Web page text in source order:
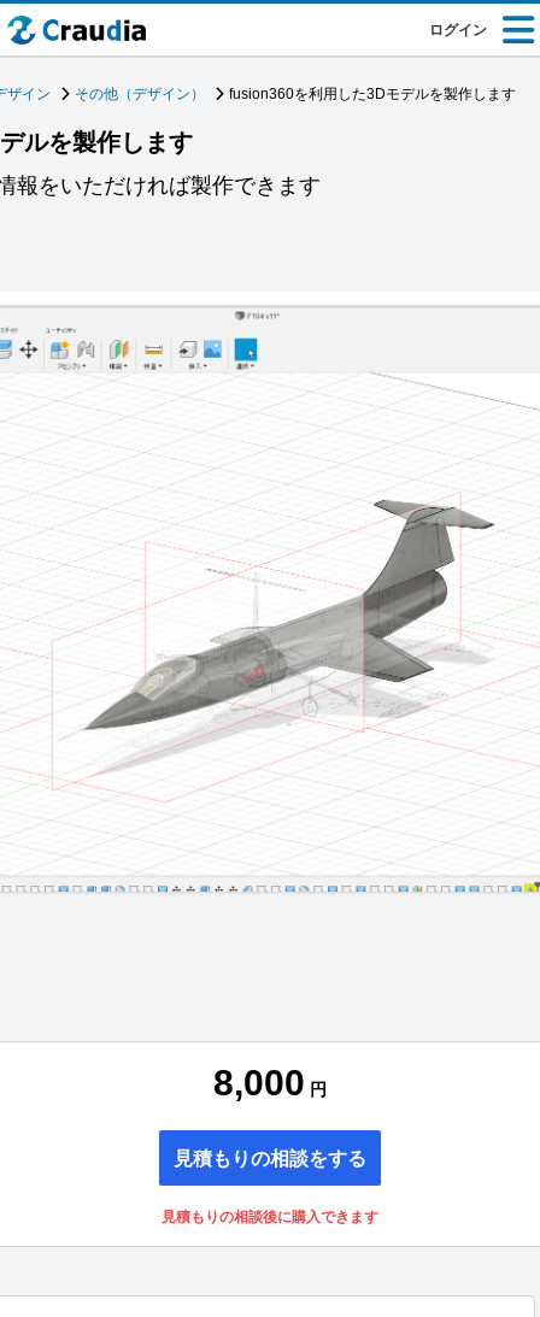
ログイン
ザイン その他（デザイン） fusion360を利用した3Dモデルを製作します
ルを製作します
報をいただければ製作できます
8,000 円
見積もりの相談をする
見積もりの相談後に購入できます